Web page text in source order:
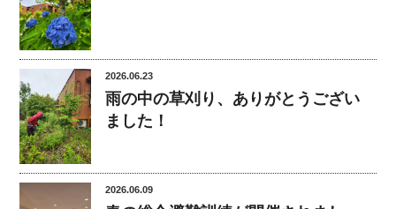
2026.06.23
雨の中の草刈り、ありがとうござい
ました！
2026.06.09